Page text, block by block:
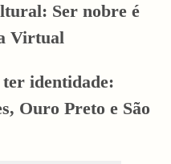
Ser nobre é
Virtual
identidade:
Ouro Preto e São